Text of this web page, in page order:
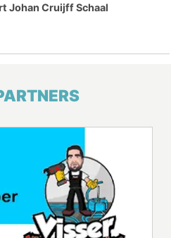
Johan Cruijff Schaal